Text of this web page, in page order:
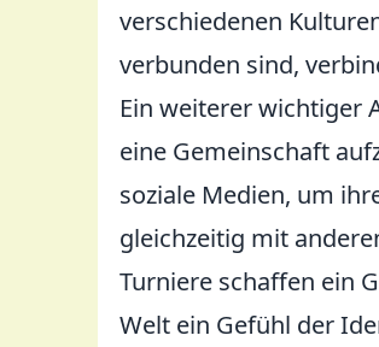
verschiedenen
verbunden sind,
Ein weiterer wichtiger
eine Gemeinschaft
soziale Medien, um
gleichzeitig mit
Turniere schaffen ein
Welt ein Gefühl der